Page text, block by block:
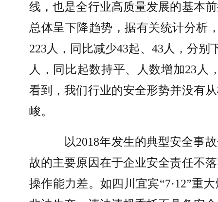
线，也是全行业高质量发展的基本
总体呈下降趋势，据有关统计分析
223 人，同比减少43起、 43 人，分别
人，同比起数持平、人数增加23 人
看到，我们行业的安全形势并没有
峻。
以2018年发生的典型安全事
故的主要原因在于企业安全责任不
操作能力差。如四川宜宾“7·12”重